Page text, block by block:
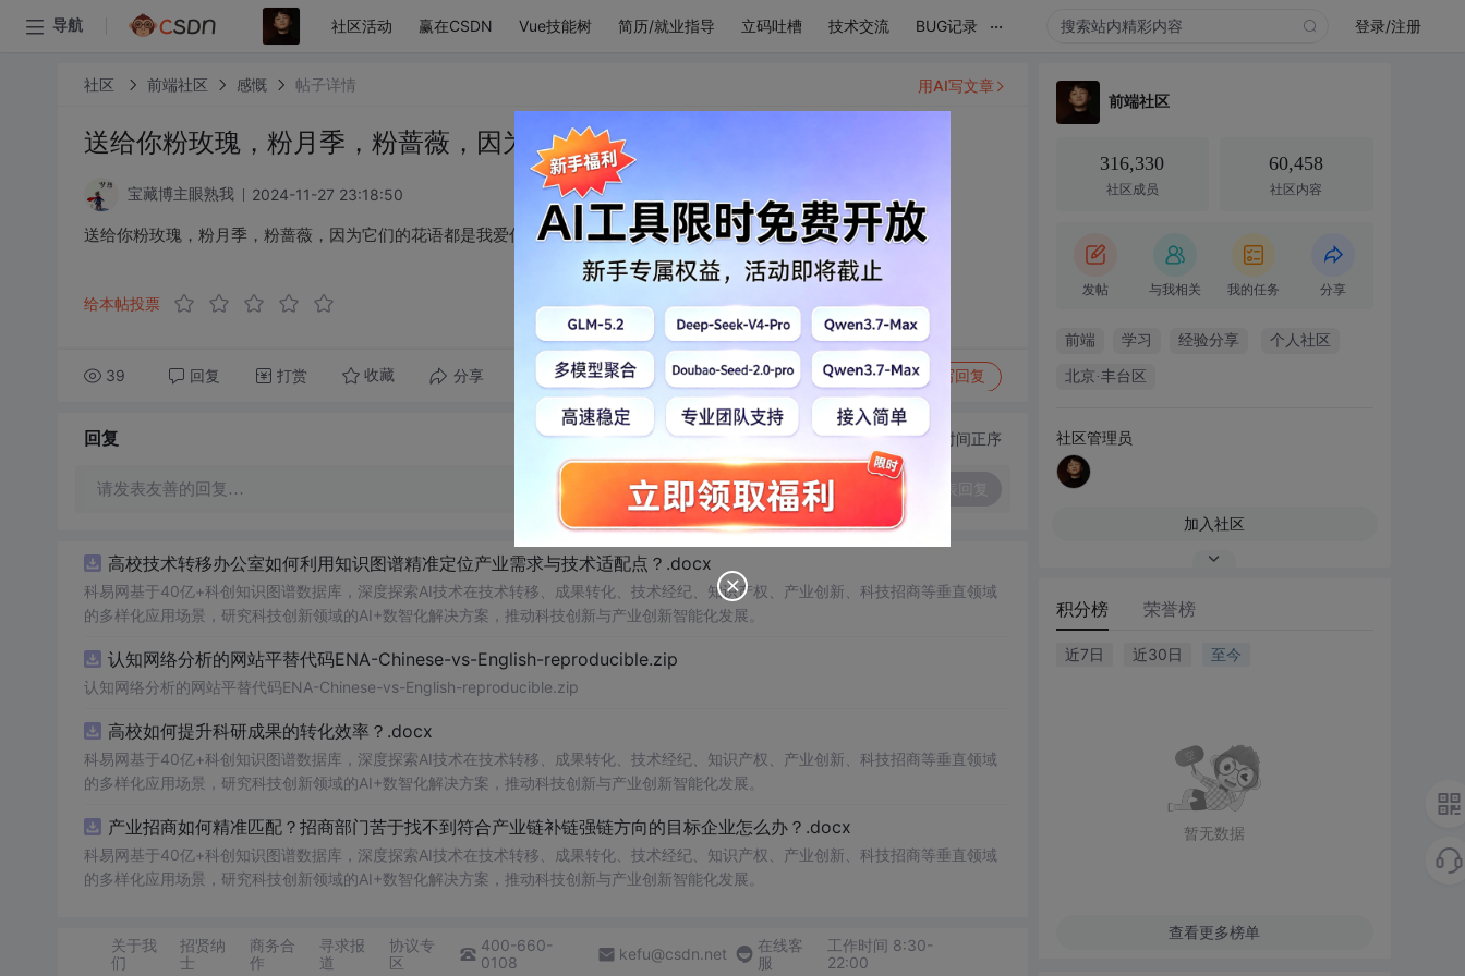
导航 社区活动 赢在CSDN Vue技能树 简历/就业指导 立码吐槽 技术交流 BUG记录 ... 登录/注册
社区 前端社区 感慨 帖子详情
送给你粉玫瑰，粉月季，粉蔷薇，因为它们的花语都是我爱你
宝藏博主眼熟我 2024-11-27 23:18:50
送给你粉玫瑰，粉月季，粉蔷薇，因为它们的花语都是我爱你
给本帖投票
39 回复 打赏 收藏 分享 转发到动态 举报 写回复
用AI写文章
回复 切换为时间正序
请发表友善的回复…
高校技术转移办公室如何利用知识图谱精准定位产业需求与技术适配点？.docx
科易网基于40亿+科创知识图谱数据库，深度探索AI技术在技术转移、成果转化、技术经纪、知识产权、产业创新、科技招商等垂直领域
的多样化应用场景，研究科技创新领域的AI+数智化解决方案，推动科技创新与产业创新智能化发展。
认知网络分析的网站平替代码ENA-Chinese-vs-English-reproducible.zip
认知网络分析的网站平替代码ENA-Chinese-vs-English-reproducible.zip
高校如何提升科研成果的转化效率？.docx
科易网基于40亿+科创知识图谱数据库，深度探索AI技术在技术转移、成果转化、技术经纪、知识产权、产业创新、科技招商等垂直领域
的多样化应用场景，研究科技创新领域的AI+数智化解决方案，推动科技创新与产业创新智能化发展。
产业招商如何精准匹配？招商部门苦于找不到符合产业链补链强链方向的目标企业怎么办？.docx
科易网基于40亿+科创知识图谱数据库，深度探索AI技术在技术转移、成果转化、技术经纪、知识产权、产业创新、科技招商等垂直领域
的多样化应用场景，研究科技创新领域的AI+数智化解决方案，推动科技创新与产业创新智能化发展。
关于我
们
招贤纳
士
商务合
作
寻求报
道
协议专
区
400-660-
0108
kefu@csdn.net
在线客
服
工作时间 8:30-
22:00
前端社区
316,330
社区成员
60,458
社区内容
发帖 与我相关 我的任务 分享
前端 学习 经验分享 个人社区
北京·丰台区
社区管理员
加入社区
积分榜 荣誉榜
近7日 近30日 至今
暂无数据
查看更多榜单